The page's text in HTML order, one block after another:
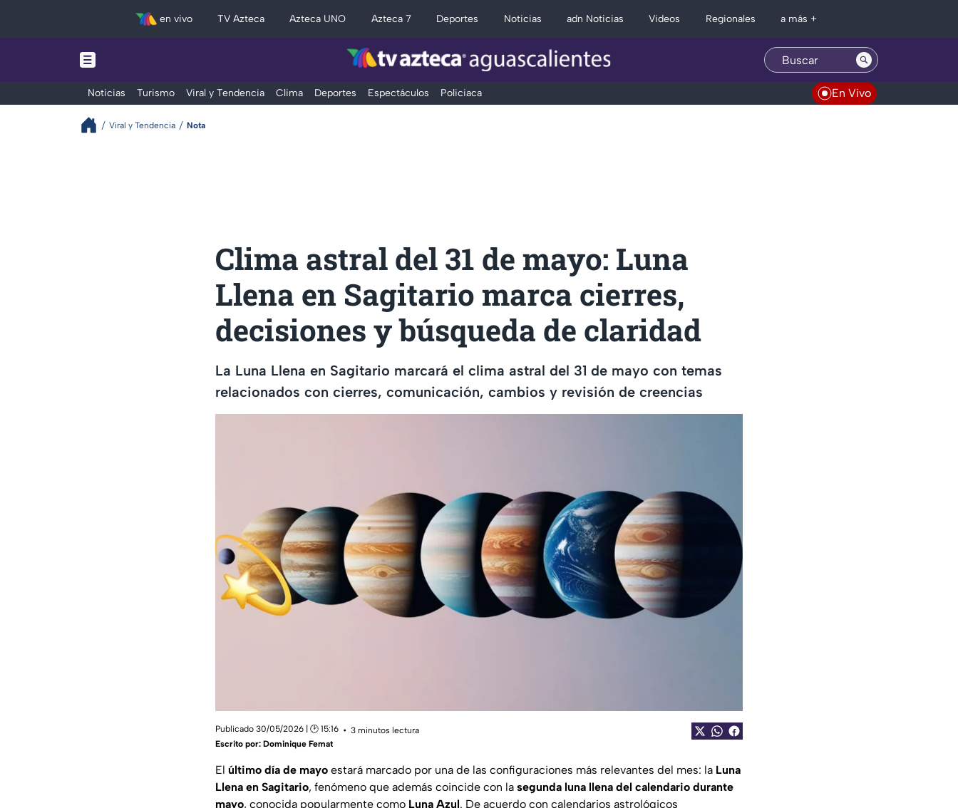
en vivo TV Azteca Azteca UNO Azteca 7 Deportes Noticias adn Noticias Videos Regionales a más +
Noticias Turismo Viral y Tendencia Clima Deportes Espectáculos Policiaca En Vivo
Viral y Tendencia Nota
Clima astral del 31 de mayo: Luna
Llena en Sagitario marca cierres,
decisiones y búsqueda de claridad
La Luna Llena en Sagitario marcará el clima astral del 31 de mayo con temas
relacionados con cierres, comunicación, cambios y revisión de creencias
Publicado 30/05/2026 | 🕑 15:16
3 minutos lectura
Escrito por: Dominique Femat
El último día de mayo estará marcado por una de las configuraciones más relevantes del mes: la Luna
Llena en Sagitario, fenómeno que además coincide con la segunda luna llena del calendario durante
mayo, conocida popularmente como Luna Azul. De acuerdo con calendarios astrológicos